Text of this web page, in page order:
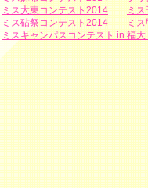
ミス大東コンテスト2014
ミス
ミス砧祭コンテスト2014
ミス
ミスキャンパスコンテスト in 福